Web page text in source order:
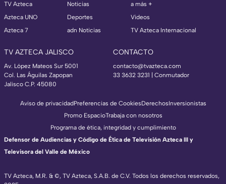
TV Azteca
Azteca UNO
Azteca 7
Noticias
Deportes
adn Noticias
a más +
Videos
TV Azteca Internacional
TV AZTECA JALISCO
Av. López Mateos Sur 5001
Col. Las Águilas Zapopan
Jalisco C.P. 45080
CONTACTO
contacto@tvazteca.com
33 3632 3231 | Conmutador
TV Azteca, M.R. & ©, TV Azteca, S.A.B. de C.V. Todos los derechos reservados,
Aviso de privacidadPreferencias de CookiesDerechosInversionistas
Promo EspacioTrabaja con nosotros
Programa de ética, integridad y cumplimiento
Defensor de Audiencias y Código de Ética de Televisión Azteca III y
Televisora del Valle de México